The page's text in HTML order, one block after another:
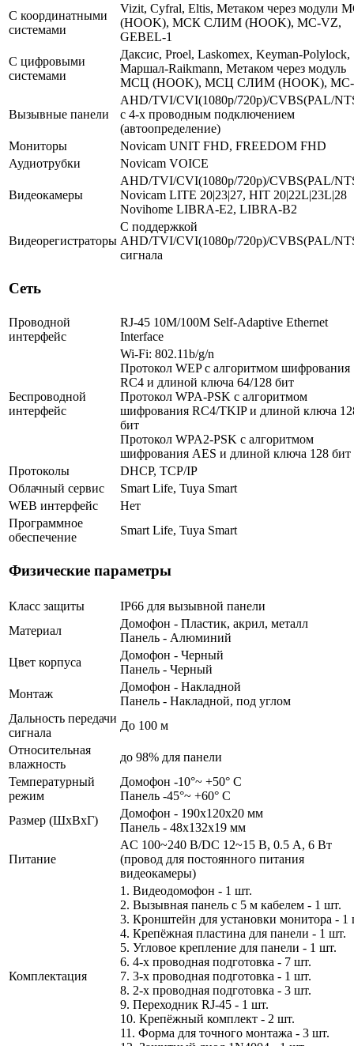
С координатными
системами
Vizit, Cyfral, Eltis, Метаком через модули
(HOOK), МСК СЛИМ (HOOK), MC-VZ,
GEBEL-1
С цифровыми
системами
Даксис, Proel, Laskomex, Keyman-Polylock,
Маршал-Raikmann, Метаком через модуль
МСЦ (HOOK), МСЦ СЛИМ (HOOK),
Вызывные панели
AHD/TVI/CVI(1080p/720p)/CVBS(PAL/
с 4-х проводным подключением
(автоопределение)
Мониторы
Novicam UNIT FHD, FREEDOM FHD
Аудиотрубки
Novicam VOICE
Видеокамеры
AHD/TVI/CVI(1080p/720p)/CVBS(PAL/
Novicam LITE 20|23|27, HIT 20|22L|23L|28
Novihome LIBRA-E2, LIBRA-B2
Видеорегистраторы
С поддержкой
AHD/TVI/CVI(1080p/720p)/CVBS(PAL/
сигнала
Сеть
Проводной
интерфейс
RJ-45 10M/100M Self-Adaptive Ethernet
Interface
Беспроводной
интерфейс
Wi-Fi: 802.11b/g/n
Протокол WEP c алгоритмом шифрования
RC4 и длиной ключа 64/128 бит
Протокол WPA-PSK c алгоритмом
шифрования RC4/TKIP и длиной ключа
бит
Протокол WPA2-PSK с алгоритмом
шифрования AES и длиной ключа 128 бит
Протоколы
DHCP, TCP/IP
Облачный сервис
Smart Life, Tuya Smart
WEB интерфейс
Нет
Программное
обеспечение
Smart Life, Tuya Smart
Физические параметры
Класс защиты
IP66 для вызывной панели
Материал
Домофон - Пластик, акрил, металл
Панель - Алюминий
Цвет корпуса
Домофон - Черный
Панель - Черный
Монтаж
Домофон - Накладной
Панель - Накладной, под углом
Дальность передачи
сигнала
До 100 м
Относительная
влажность
до 98% для панели
Температурный
режим
Домофон -10°~ +50° С
Панель -45°~ +60° С
Размер (ШxВxГ)
Домофон - 190х120х20 мм
Панель - 48x132x19 мм
Питание
AC 100~240 В/DC 12~15 В, 0.5 А, 6 Вт
(провод для постоянного питания
видеокамеры)
Комплектация
1. Видеодомофон - 1 шт.
2. Вызывная панель с 5 м кабелем - 1 шт.
3. Кронштейн для установки монитора - 1
4. Крепёжная пластина для панели - 1 шт.
5. Угловое крепление для панели - 1 шт.
6. 4-х проводная подготовка - 7 шт.
7. 3-х проводная подготовка - 1 шт.
8. 2-х проводная подготовка - 3 шт.
9. Переходник RJ-45 - 1 шт.
10. Крепёжный комплект - 2 шт.
11. Форма для точного монтажа - 3 шт.